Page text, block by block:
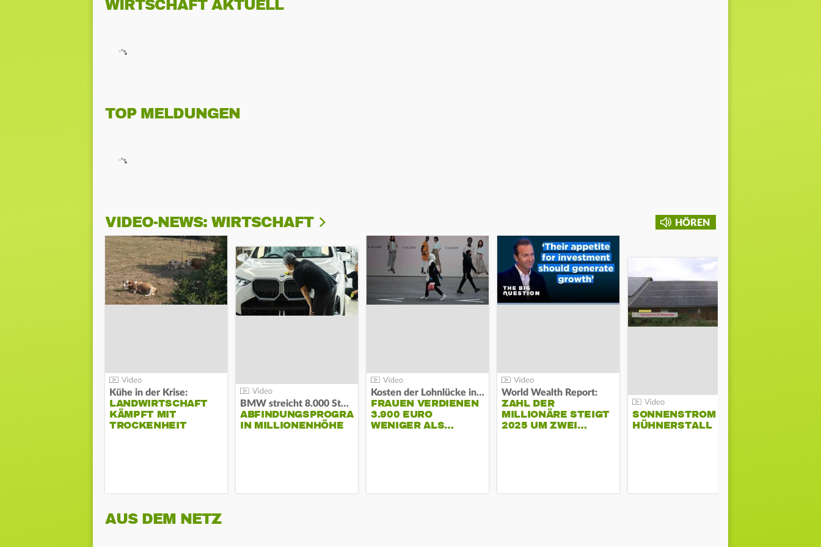
WIRTSCHAFT AKTUELL
TOP MELDUNGEN
HÖREN
VIDEO-NEWS: WIRTSCHAFT
Kühe in der Krise:
LANDWIRTSCHAFT
KÄMPFT MIT
TROCKENHEIT
BMW streicht 8.000 Stellen:
ABFINDUNGSPROGRAMM
IN MILLIONENHÖHE
Kosten der Lohnlücke in der EU:
FRAUEN VERDIENEN
3.900 EURO
WENIGER ALS…
World Wealth Report:
ZAHL DER
MILLIONÄRE STEIGT
2025 UM ZWEI…
SONNENSTROM IM
HÜHNERSTALL
AUS DEM NETZ